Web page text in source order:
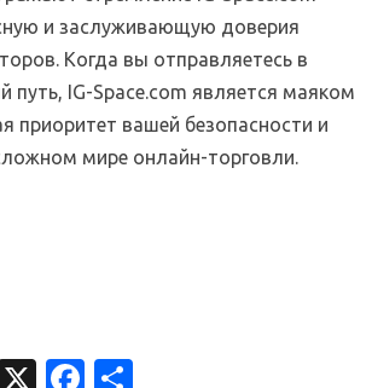
и заслуживающую доверия
Когда вы отправляетесь в
путь, IG-Space.com является маяком
приоритет вашей безопасности и
мире онлайн-торговли.
V
X
Fa